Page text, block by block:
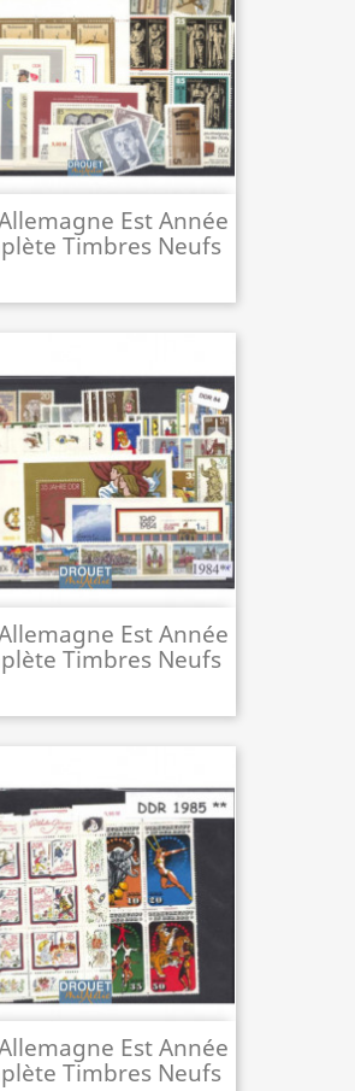
Est Année
Timbres Neufs
Est Année
Timbres Neufs
Est Année
Timbres Neufs